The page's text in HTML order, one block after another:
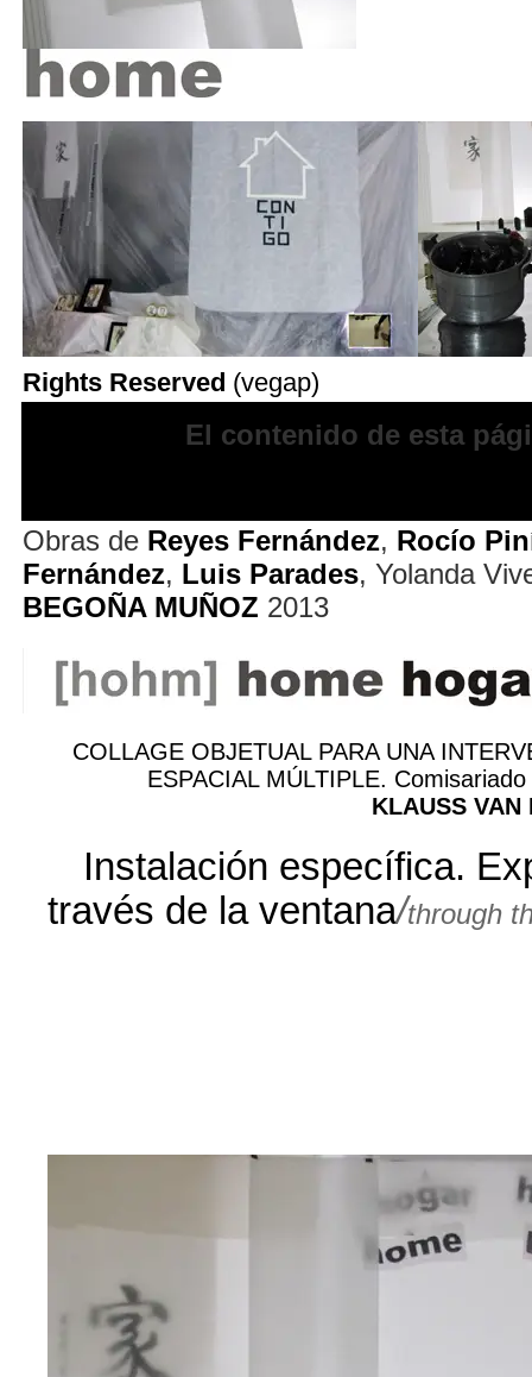
Rights Reserved (vegap)
El contenido de esta
Obras de Reyes Fernández, Rocío
Fernández, Luis Parades, Yolanda
BEGOÑA MUÑOZ 2013
COLLAGE OBJETUAL PARA UNA
ESPACIAL MÚLTIPLE.
KLAUSS VAN
Instalación específica.
través de la ventana/through